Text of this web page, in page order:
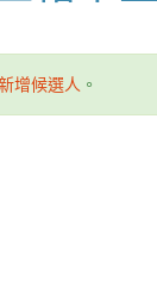
增候選人 。